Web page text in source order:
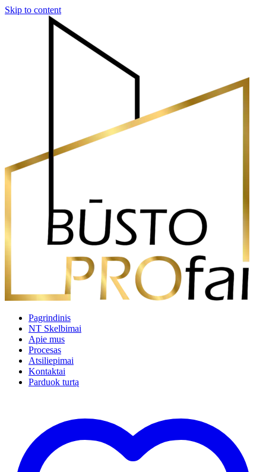
Skip to content
Pagrindinis
NT Skelbimai
Apie mus
Procesas
Atsiliepimai
Kontaktai
Parduok turtą